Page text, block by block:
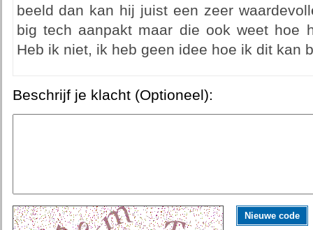
beeld dan kan hij juist een zeer
big tech aanpakt maar die ook weet hoe
Heb ik niet, ik heb geen idee hoe ik dit kan
Beschrijf je klacht (Optioneel):
Nieuwe code